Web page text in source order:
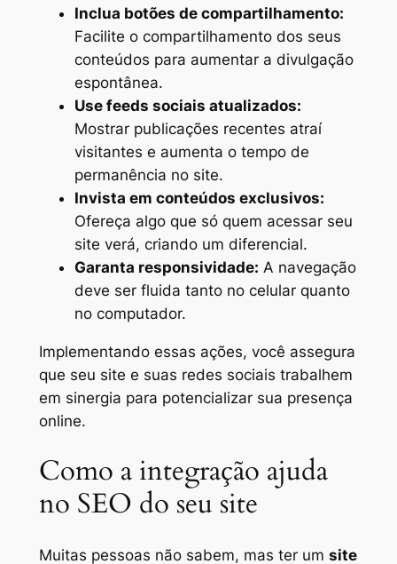
Inclua botões de compartilhamento:
Facilite o compartilhamento dos seus
conteúdos para aumentar a divulgação
espontânea.
Use feeds sociais atualizados:
Mostrar publicações recentes atraí
visitantes e aumenta o tempo de
permanência no site.
Invista em conteúdos exclusivos:
Ofereça algo que só quem acessar seu
site verá, criando um diferencial.
Garanta responsividade: A navegação
deve ser fluida tanto no celular quanto
no computador.
Implementando essas ações, você assegura
que seu site e suas redes sociais trabalhem
em sinergia para potencializar sua presença
online.
Como a integração ajuda
no SEO do seu site
Muitas pessoas não sabem, mas ter um site